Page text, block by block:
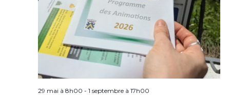
29 mai à 8h00 - 1 septembre à 17h00